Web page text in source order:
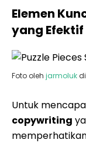
Elemen
yang Efektif
Foto oleh jarmoluk di
Untuk
copywriting